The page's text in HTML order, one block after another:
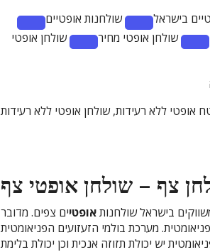
בישראל
Remove
term:
שולחנות אופטיים
Remove
term:
שולחן אופטי מחיר
Remove
למכירה
שולחן אופטי
אופטי ללא רעידות, שולחן אופטי ללא רעידות
צף – שולחן אופטי צף
בישראל שולחנותאופטיים צפים. מדובר
מערכת בולמי הזעזועים הפניאומטית
יש יכולת תזוזה אנכית וכן יכולת בלימת